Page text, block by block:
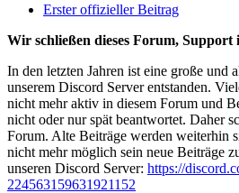
Erster offizieller Beitrag
Wir schließen dieses Forum,
In den letzten Jahren ist eine große und
unserem Discord Server entstanden.
nicht mehr aktiv in diesem Forum und
nicht oder nur spät beantwortet. Daher
Forum. Alte Beiträge werden weiterhin
nicht mehr möglich sein neue Beiträge
unseren Discord Server: https://
224563159631921152